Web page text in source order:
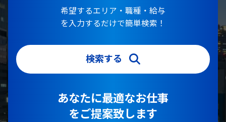
希望するエリア・職種・給与
を入力するだけで簡単検索！
検索する
あなたに最適なお仕事
をご提案致します